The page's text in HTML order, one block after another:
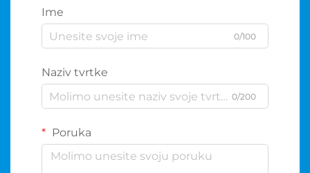
Ime
0/100
Naziv tvrtke
0/200
Poruka